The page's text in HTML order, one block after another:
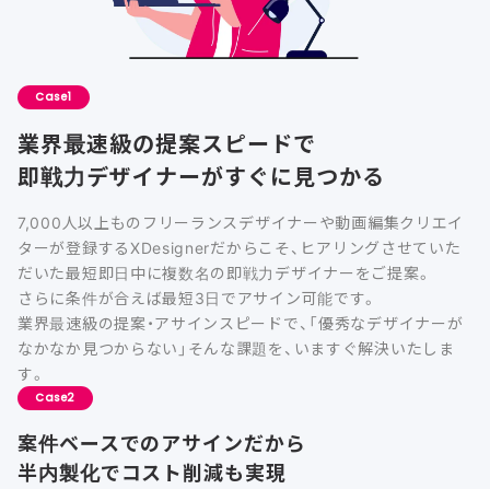
Case
業界最速級の提案スピードで
即戦力デザイナーがすぐに見つかる
7,000人以上ものフリーランスデザイナーや動画編集クリエイ
ターが登録するXDesignerだからこそ、ヒアリングさせていた
だいた最短即日中に複数名の即戦力デザイナーをご提案。
さらに条件が合えば最短3日でアサイン可能です。
業界最速級の提案・アサインスピードで、「優秀なデザイナーが
なかなか見つからない」そんな課題を、いますぐ解決いたしま
す。
Case
案件ベースでのアサインだから
半内製化でコスト削減も実現